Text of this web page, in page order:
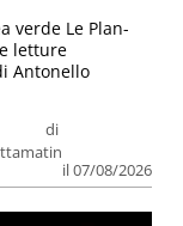
di
il 07/08/2026
verde Le Plan-
letture
Antonello